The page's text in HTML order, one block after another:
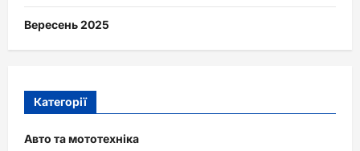
Вересень 2025
Категорії
Авто та мототехніка